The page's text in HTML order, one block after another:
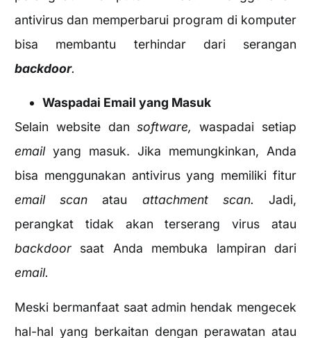
antivirus dan memperbarui program di komputer
bisa membantu terhindar dari serangan
backdoor.
Waspadai Email yang Masuk
Selain website dansoftware,waspadai setiap
email yang masuk. Jika memungkinkan, Anda
bisa menggunakan antivirus yang memiliki fitur
email scan atau attachment scan. Jadi,
perangkat tidak akan terserang virus atau
backdoorsaat Anda membuka lampiran dari
email.
Meski bermanfaat saat admin hendak mengecek
hal-hal yang berkaitan dengan perawatan atau